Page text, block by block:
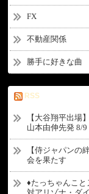
FX
不動産関係
勝手に好きな曲
RSS
【大谷翔平出場
山本由伸先発 8/
【侍ジャパンの
会を果たす
♦たっちゃんこと